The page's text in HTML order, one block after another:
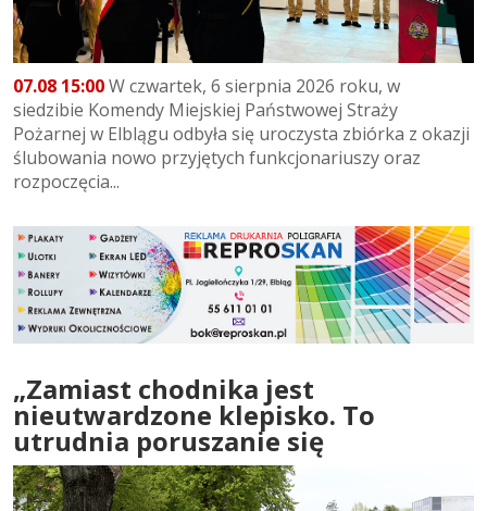
07.08 15:00W czwartek, 6 sierpnia 2026 roku, w
siedzibie Komendy Miejskiej Państwowej Straży
Pożarnej w Elblągu odbyła się uroczysta zbiórka z okazji
ślubowania nowo przyjętych funkcjonariuszy oraz
rozpoczęcia...
„Zamiast chodnika jest
nieutwardzone klepisko. To
utrudnia poruszanie się